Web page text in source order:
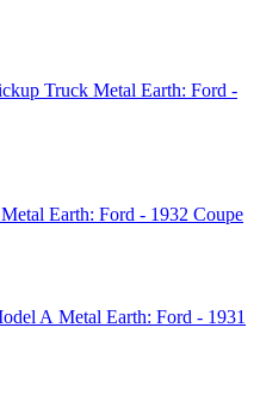
Metal Earth: Ford -
Metal Earth: Ford - 1932 Coupe
Metal Earth: Ford - 1931